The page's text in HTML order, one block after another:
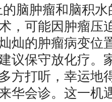
脑肿瘤和脑积
，可能因肿瘤压
灿的肿瘤病变位
议保守放化疗。
方打听，幸运地
华会诊。这一机